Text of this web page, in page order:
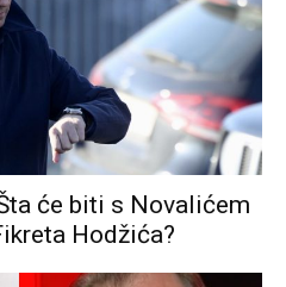
će biti s Novalićem
Hodžića?